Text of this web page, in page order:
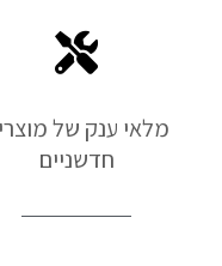
מלאי ענק של
חדשניים